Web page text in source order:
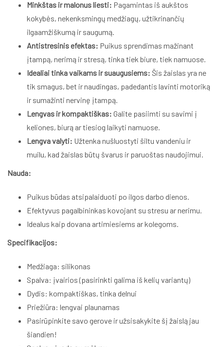
Minkštas ir malonus liesti: Pagamintas iš aukštos
kokybės, nekenksmingų medžiagų, užtikrinančių
ilgaamžiškumą ir saugumą.
Antistresinis efektas: Puikus sprendimas mažinant
įtampą, nerimą ir stresą, tinka tiek biure, tiek namuose.
Idealiai tinka vaikams ir suaugusiems: Šis žaislas yra ne
tik smagus, bet ir naudingas, padedantis lavinti motoriką
ir sumažinti nervinę įtampą.
Lengvas ir kompaktiškas: Galite pasiimti su savimi į
keliones, biurą ar tiesiog laikyti namuose.
Lengva valyti: Užtenka nušluostyti šiltu vandeniu ir
muilu, kad žaislas būtų švarus ir paruoštas naudojimui.
Nauda:
Puikus būdas atsipalaiduoti po ilgos darbo dienos.
Efektyvus pagalbininkas kovojant su stresu ar nerimu.
Idealus kaip dovana artimiesiems ar kolegoms.
Specifikacijos:
Medžiaga: silikonas
Spalva: įvairios (pasirinkti galima iš kelių variantų)
Dydis: kompaktiškas, tinka delnui
Priežiūra: lengvai plaunamas
Pasirūpinkite savo gerove ir užsisakykite šį žaislą jau
šiandien!